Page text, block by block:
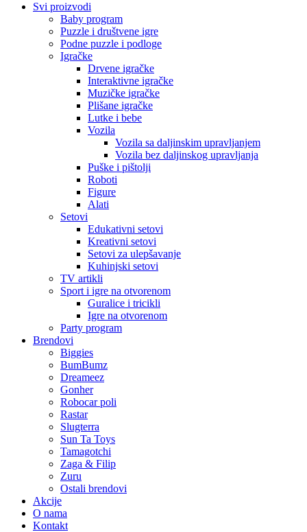
Svi proizvodi
Baby program
Puzzle i društvene igre
Podne puzzle i podloge
Igračke
Drvene igračke
Interaktivne igračke
Muzičke igračke
Plišane igračke
Lutke i bebe
Vozila
Vozila sa daljinskim upravljanjem
Vozila bez daljinskog upravljanja
Puške i pištolji
Roboti
Figure
Alati
Setovi
Edukativni setovi
Kreativni setovi
Setovi za ulepšavanje
Kuhinjski setovi
TV artikli
Sport i igre na otvorenom
Guralice i tricikli
Igre na otvorenom
Party program
Brendovi
Biggies
BumBumz
Dreameez
Gonher
Robocar poli
Rastar
Slugterra
Sun Ta Toys
Tamagotchi
Zaga & Filip
Zuru
Ostali brendovi
Akcije
O nama
Kontakt